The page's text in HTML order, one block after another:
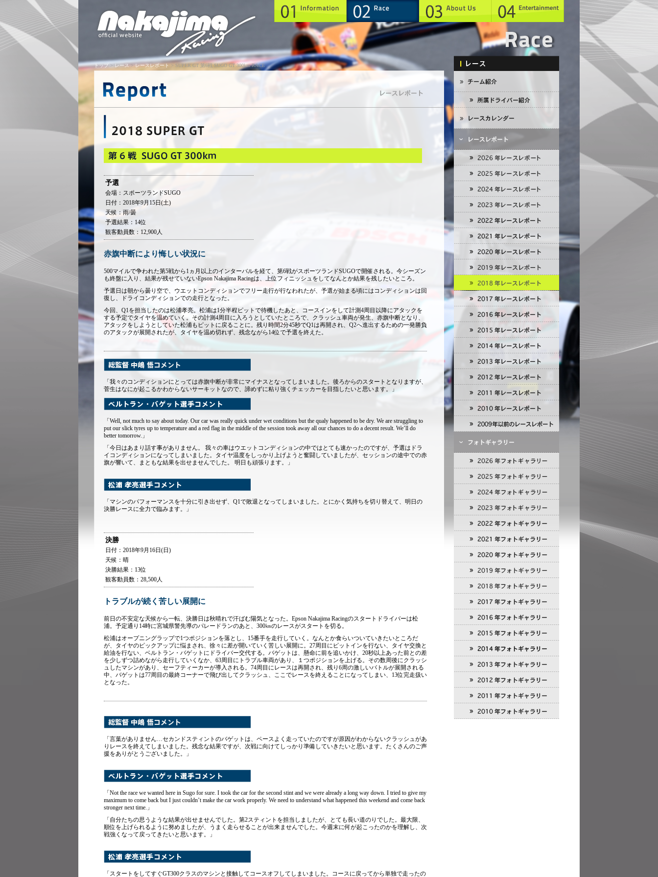
トップ>レース>レースレポート > SUPER GT 第6戦 SUGO GT 300km RACE
予選
会場：スポーツランドSUGO
日付：2018年9月15日(土)
天候：雨/曇
予選結果：14位
観客動員数：12,900人
赤旗中断により悔しい状況に
500マイルで争われた第5戦から1ヵ月以上のインターバルを経て、第6戦がスポーツランドSUGOで開催される。今シーズン
も終盤に入り、結果が残せていないEpson Nakajima Racingは、上位フィニッシュをしてなんとか結果を残したいところ。
予選日は朝から曇り空で、ウエットコンディションでフリー走行が行なわれたが、予選が始まる頃にはコンディションは回
復し、ドライコンディションでの走行となった。
今回、Q1を担当したのは松浦孝亮。松浦は1分半程ピットで待機したあと、コースインをして計測4周目以降にアタックを
する予定でタイヤを温めていく。その計測4周目に入ろうとしていたところで、クラッシュ車両が発生、赤旗中断となり、
アタックをしようとしていた松浦もピットに戻ることに。残り時間2分45秒でQ1は再開され、Q2へ進出するための一発勝負
のアタックが展開されたが、タイヤを温め切れず、残念ながら14位で予選を終えた。
「我々のコンディションにとっては赤旗中断が非常にマイナスとなってしまいました。後ろからのスタートとなりますが、
菅生はなにが起こるかわからないサーキットなので、諦めずに粘り強くチェッカーを目指したいと思います。」
「Well, not much to say about today. Our car was really quick under wet conditions but the qualy happened to be dry. We are struggling to
put our slick tyres up to temperature and a red flag in the middle of the session took away all our chances to do a decent result. We’ll do
better tomorrow.」
「今日はあまり話す事がありません。 我々の車はウエットコンディションの中ではとても速かったのですが、予選はドラ
イコンディションになってしまいました。タイヤ温度をしっかり上げようと奮闘していましたが、セッションの途中での赤
旗が響いて、まともな結果を出せませんでした。 明日も頑張ります。」
「マシンのパフォーマンスを十分に引き出せず、Q1で敗退となってしまいました。とにかく気持ちを切り替えて、明日の
決勝レースに全力で臨みます。」
決勝
日付：2018年9月16日(日)
天候：晴
決勝結果：13位
観客動員数：28,500人
トラブルが続く苦しい展開に
前日の不安定な天候から一転、決勝日は秋晴れで汗ばむ陽気となった。Epson Nakajima Racingのスタートドライバーは松
浦。予定通り14時に宮城県警先導のパレードランのあと、300㎞のレースがスタートを切る。
松浦はオープニングラップで1つポジションを落とし、15番手を走行していく。なんとか食らいついていきたいところだ
が、タイヤのピックアップに悩まされ、徐々に差が開いていく苦しい展開に。27周目にピットインを行ない、タイヤ交換と
給油を行ない、ベルトラン・バゲットにドライバー交代する。バゲットは、懸命に前を追いかけ、20秒以上あった前との差
を少しずつ詰めながら走行していくなか、63周目にトラブル車両があり、１つポジションを上げる。その数周後にクラッシ
ュしたマシンがあり、セーフティーカーが導入される。74周目にレースは再開され、残り6周の激しいバトルが展開される
中、バゲットは77周目の最終コーナーで飛び出してクラッシュ、ここでレースを終えることになってしまい、13位完走扱い
となった。
「言葉がありません…セカンドスティントのバゲットは、ペースよく走っていたのですが原因がわからないクラッシュがあ
りレースを終えてしまいました。残念な結果ですが、次戦に向けてしっかり準備していきたいと思います。たくさんのご声
援をありがとうございました。」
「Not the race we wanted here in Sugo for sure. I took the car for the second stint and we were already a long way down. I tried to give my
maximum to come back but I just couldn’t make the car work properly. We need to understand what happened this weekend and come back
stronger next time.」
「自分たちの思うような結果が出せませんでした。第2スティントを担当しましたが、とても長い道のりでした。最大限、
順位を上げられるように努めましたが、うまく走らせることが出来ませんでした。今週末に何が起こったのかを理解し、次
戦強くなって戻ってきたいと思います。」
「スタートをしてすぐGT300クラスのマシンと接触してコースオフしてしまいました。コースに戻ってから単独で走ったの